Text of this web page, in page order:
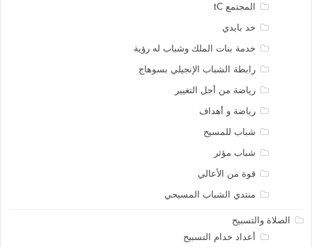
المجتمع tC
خد بايدي
خدمة بنات الملك وشباب له رؤية
رابطة الشباب الإنجيلي بسوهاج
رياضة من أجل التغيير
رياضة و أهداف
شباب للمسيح
شباب مؤثر
قوة من الأعالي
منتدي الشباب المسيحي
الصلاة والتسبيح
أعداد خدام التسبيح